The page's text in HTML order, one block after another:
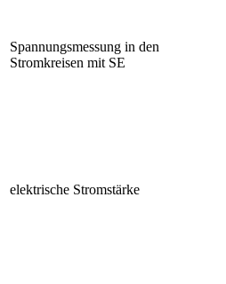
Spannungsmessung in den
Stromkreisen mit SE
elektrische Stromstärke